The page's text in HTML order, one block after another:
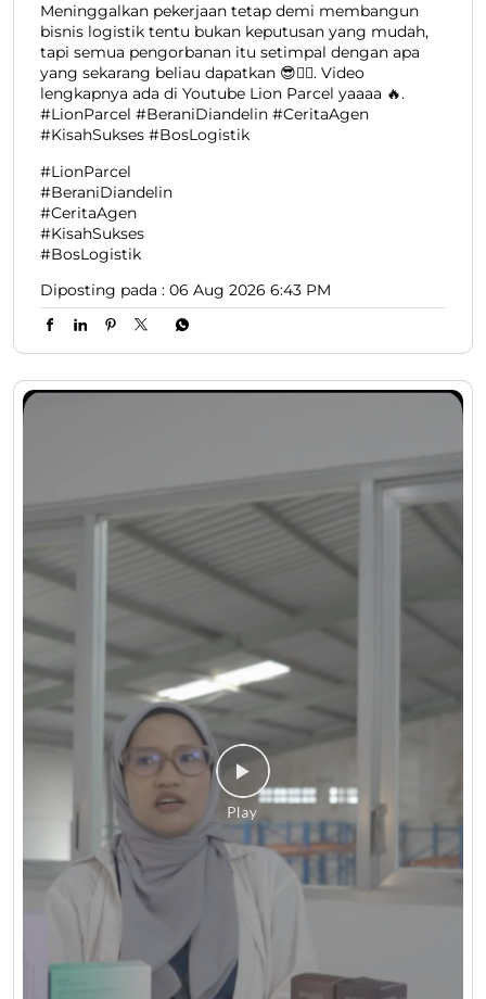
Meninggalkan pekerjaan tetap demi membangun
bisnis logistik tentu bukan keputusan yang mudah,
tapi semua pengorbanan itu setimpal dengan apa
yang sekarang beliau dapatkan 😎👍🏻. Video
lengkapnya ada di Youtube Lion Parcel yaaaa 🔥.
#LionParcel #BeraniDiandelin #CeritaAgen
#KisahSukses #BosLogistik
#LionParcel
#BeraniDiandelin
#CeritaAgen
#KisahSukses
#BosLogistik
Diposting pada : 06 Aug 2026 6:43 PM